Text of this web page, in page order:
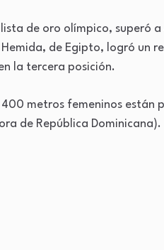
de oro olímpico, superó
de Egipto, logró un
la tercera posición.
400 metros femeninos
de República Dominicana).